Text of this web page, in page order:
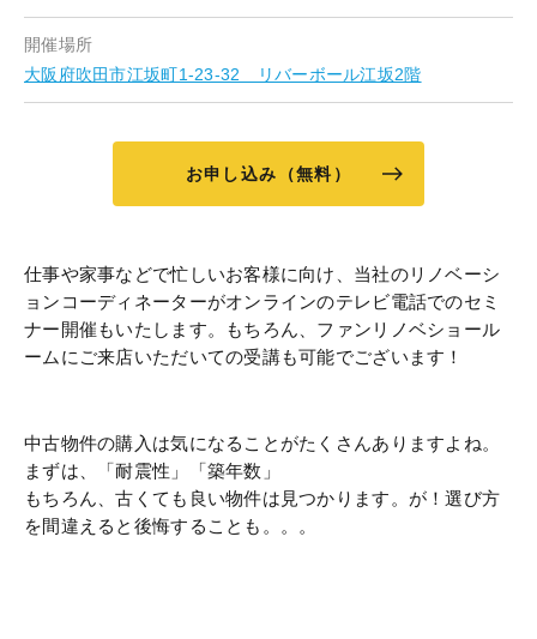
開催場所
大阪府吹田市江坂町1-23-32 リバーボール江坂2階
お申し込み（無料）
仕事や家事などで忙しいお客様に向け、当社のリノベーシ
ョンコーディネーターがオンラインのテレビ電話でのセミ
ナー開催もいたします。もちろん、ファンリノベショール
ームにご来店いただいての受講も可能でございます！
中古物件の購入は気になることがたくさんありますよね。
まずは、「耐震性」「築年数」
もちろん、古くても良い物件は見つかります。が！選び方
を間違えると後悔することも。。。